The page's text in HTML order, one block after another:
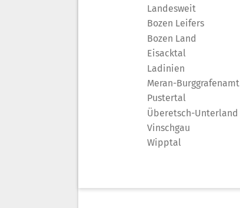
Landesweit
Bozen Leifers
Bozen Land
Eisacktal
Ladinien
Meran-Burggrafenamt
Pustertal
Überetsch-Unterland
Vinschgau
Wipptal